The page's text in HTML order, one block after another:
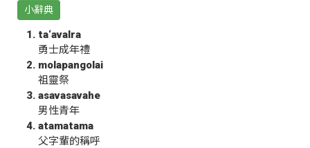
小辭典
ta‘avalra
勇士成年禮
molapangolai
祖靈祭
asavasavahe
男性青年
atamatama
父字輩的稱呼